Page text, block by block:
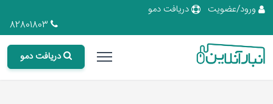
ورود/عضویت
دریافت دمو
دریافت دمو